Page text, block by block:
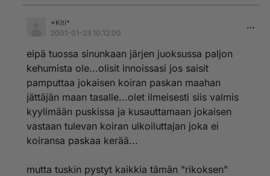
*Kiti*
2001-01-23 10:12:00
eipä tuossa sinunkaan järjen juoksussa paljon
kehumista ole...olisit innoissasi jos saisit
pamputtaa jokaisen koiran paskan maahan
jättäjän maan tasalle...olet ilmeisesti siis valmis
kyylimään puskissa ja kusauttamaan jokaisen
vastaan tulevan koiran ulkoiluttajan joka ei
koiransa paskaa kerää...
mutta tuskin pystyt kaikkia tämän "rikoksen"